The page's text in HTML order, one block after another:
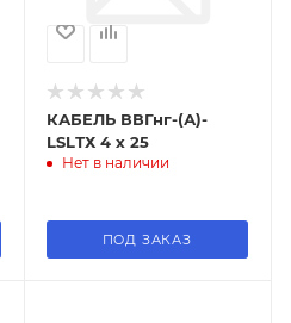
КАБЕЛЬ ВВГнг-(А)-
LSLТХ 4 х 25
Нет в наличии
ПОД ЗАКАЗ